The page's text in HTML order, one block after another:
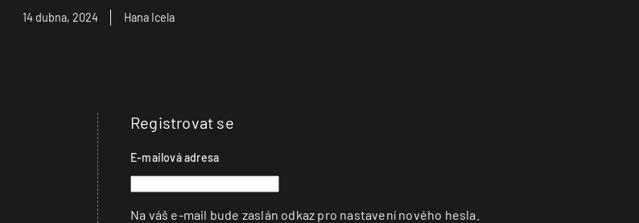
14 dubna, 2024 Hana Icela
Registrovat se
E-mailová adresa
Na váš e-mail bude zaslán odkaz pro nastavení nového hesla.